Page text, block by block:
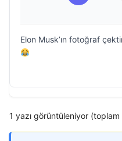
Elon Musk’ın fotoğraf
1 yazı görüntüleniyor (toplam